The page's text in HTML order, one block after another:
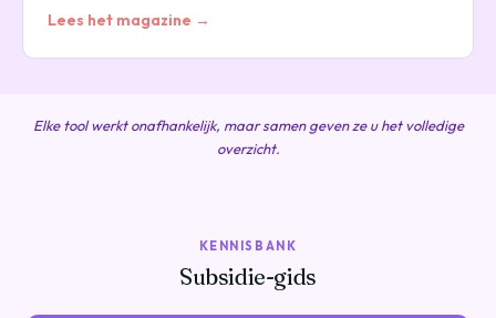
Lees het magazine →
Elke tool werkt onafhankelijk, maar samen geven ze u het volledige
overzicht.
KENNISBANK
Subsidie-gids